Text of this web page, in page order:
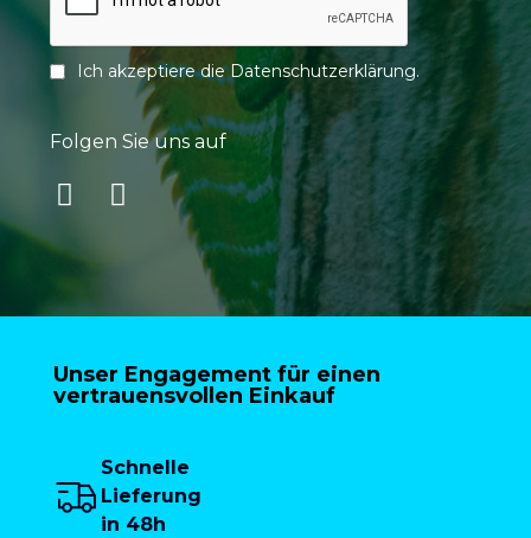
Ich akzeptiere dieDatenschutzerklärung.
Folgen Sie uns auf
Unser Engagement für einen
vertrauensvollen Einkauf
Schnelle
Lieferung
in 48h